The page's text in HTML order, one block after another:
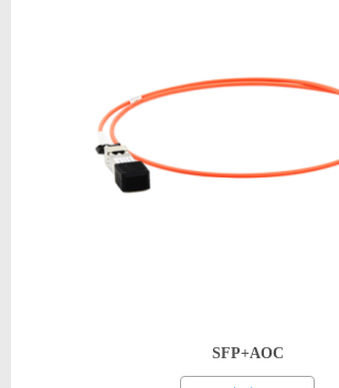
SFP+AOC